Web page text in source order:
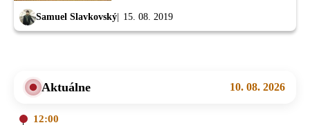
Samuel Slavkovský 15. 08. 2019
Aktuálne 10. 08. 2026
12:00